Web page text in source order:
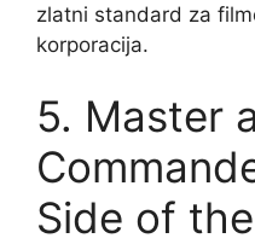
zlatni standard za
korporacija.
5. Master
Side of